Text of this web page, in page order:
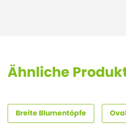
Ähnliche
Breite Blumentöpfe